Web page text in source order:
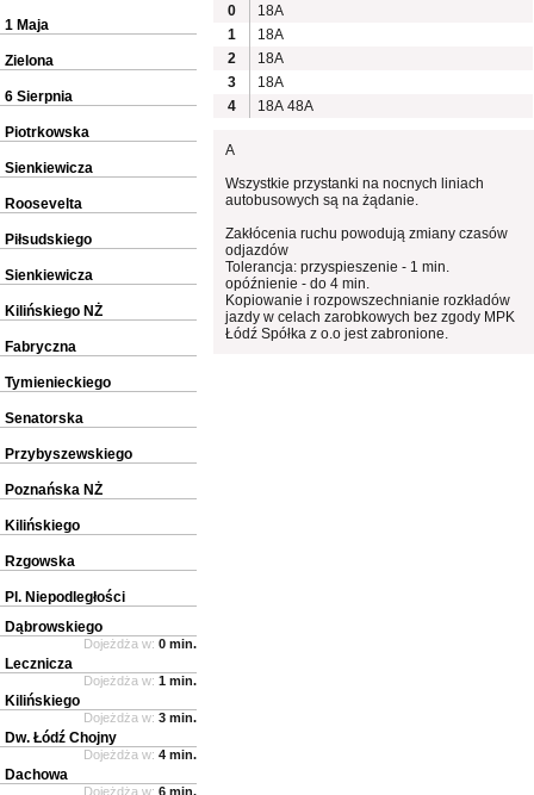
0
18A
1
18A
2
18A
3
18A
4
18A 48A
A
Wszystkie przystanki na nocnych liniach
autobusowych są na żądanie.
Zakłócenia ruchu powodują zmiany czasów
odjazdów
Tolerancja: przyspieszenie - 1 min.
opóźnienie - do 4 min.
Kopiowanie i rozpowszechnianie rozkładów
jazdy w celach zarobkowych bez zgody MPK
Łódź Spółka z o.o jest zabronione.
1 Maja
Zielona
6 Sierpnia
Piotrkowska
Sienkiewicza
Roosevelta
Piłsudskiego
Sienkiewicza
Kilińskiego NŻ
Fabryczna
Tymienieckiego
Senatorska
Przybyszewskiego
Poznańska NŻ
Kilińskiego
Rzgowska
Pl. Niepodległości
Dąbrowskiego
Dojeżdża w: 0 min.
Lecznicza
Dojeżdża w: 1 min.
Kilińskiego
Dojeżdża w: 3 min.
Dw. Łódź Chojny
Dojeżdża w: 4 min.
Dachowa
Dojeżdża w: 6 min.